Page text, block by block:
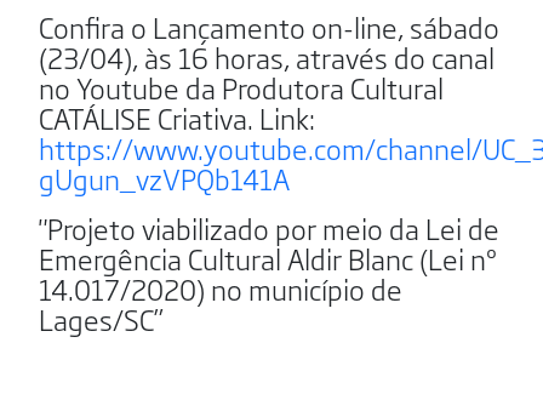
Confira o Lançamento on-line, sábado
(23/04), às 16 horas, através do canal
no Youtube da Produtora Cultural
CATÁLISE Criativa. Link:
https://www.youtube.com/channel/
gUgun_vzVPQb141A
"Projeto viabilizado por meio da Lei de
Emergência Cultural Aldir Blanc (Lei nº
14.017/2020) no município de
Lages/SC”